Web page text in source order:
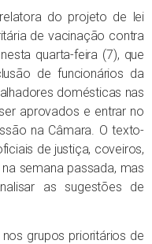
do projeto de lei
de vacinação contra
quarta-feira (7), que
de funcionários da
domésticas nas
aprovados e entrar no
na Câmara. O texto-
de justiça, coveiros,
semana passada, mas
as sugestões de
grupos prioritários de